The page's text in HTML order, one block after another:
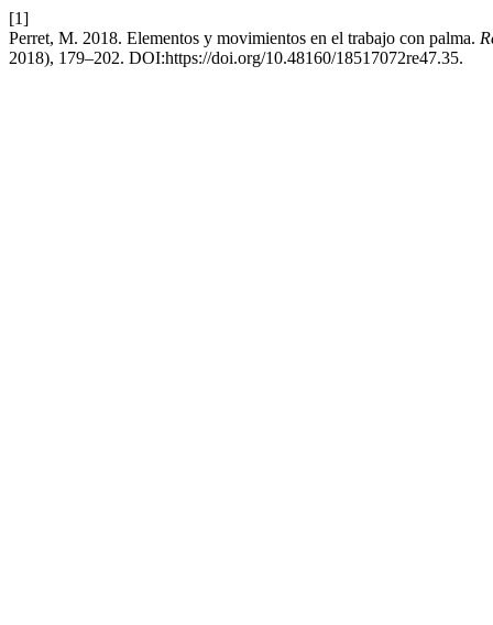
[1]
Perret, M. 2018. Elementos y movimientos en el trabajo con palma.
2018), 179–202. DOI:https://doi.org/10.48160/18517072re47.35.